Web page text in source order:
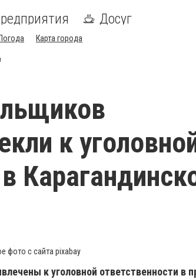
Досуг
Погода Карта города
к
фото с сайта pixabay
к уголовной ответственности в